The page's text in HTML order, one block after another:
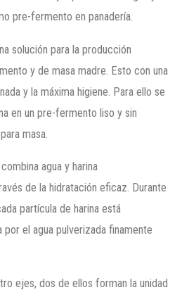
pre-fermento en panadería.
solución para la producción
y de masa madre. Esto con una
y la máxima higiene. Para ello se
en un pre-fermento liso y sin
masa.
agua y harina
de la hidratación eficaz. Durante
partícula de harina está
el agua pulverizada finamente
ejes, dos de ellos forman la unidad